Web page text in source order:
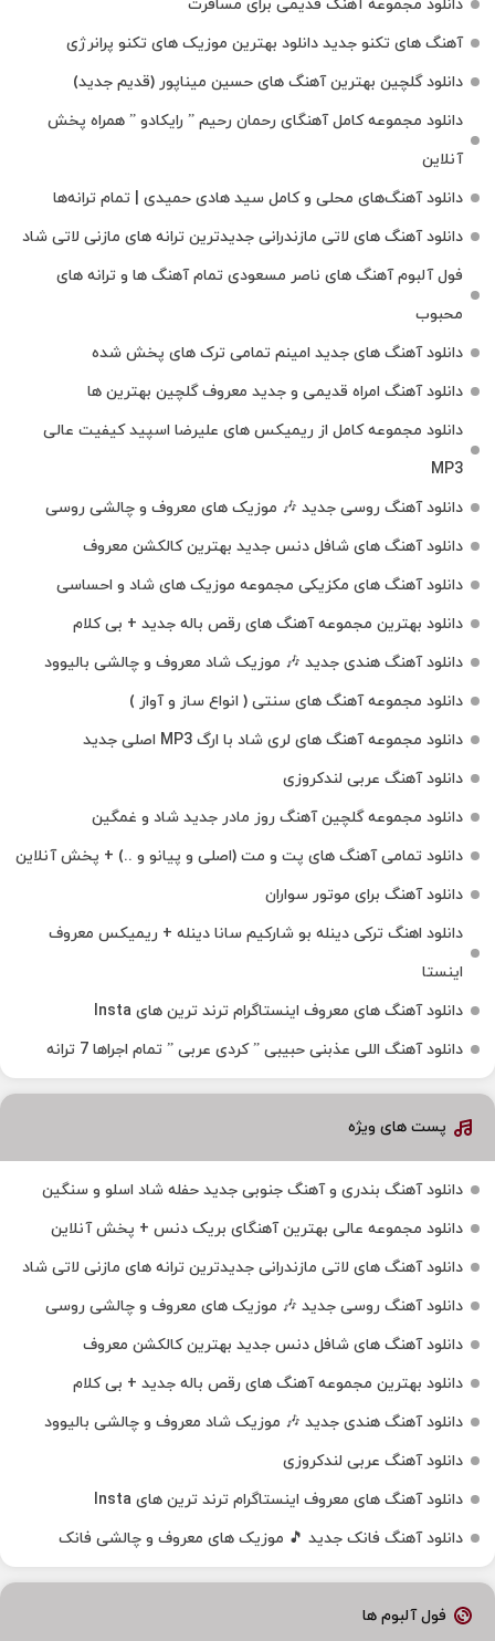
دانلود مجموعه آهنگ قدیمی برای مسافرت
آهنگ های تکنو جدید دانلود بهترین موزیک های تکنو پرانرژی
دانلود گلچین بهترین آهنگ های حسین میناپور (قدیم جدید)
دانلود مجموعه کامل آهنگای رحمان رحیم ” رایکادو ” همراه پخش
آنلاین
دانلود آهنگ‌های محلی و کامل سید هادی حمیدی | تمام ترانه‌ها
دانلود آهنگ‌ های لاتی مازندرانی جدیدترین ترانه های مازنی لاتی شاد
فول آلبوم آهنگ‌ های ناصر مسعودی تمام آهنگ‌ ها و ترانه‌ های
محبوب
دانلود آهنگ های جدید امینم تمامی ترک های پخش شده
دانلود آهنگ امراه قدیمی و جدید معروف گلچین بهترین ها
دانلود مجموعه کامل از ریمیکس های علیرضا اسپید کیفیت عالی
MP3
دانلود آهنگ روسی جدید 🎶 موزیک‌ های معروف و چالشی روسی
دانلود آهنگ های شافل دنس جدید بهترین کالکشن معروف
دانلود آهنگ‌ های مکزیکی مجموعه موزیک‌ های شاد و احساسی
دانلود بهترین مجموعه آهنگ های رقص باله جدید + بی کلام
دانلود آهنگ هندی جدید 🎶 موزیک شاد معروف و چالشی بالیوود
دانلود مجموعه آهنگ های سنتی ( انواع ساز و آواز )
دانلود مجموعه آهنگ های لری شاد با ارگ MP3 اصلی جدید
دانلود آهنگ عربی لندکروزی
دانلود مجموعه گلچین آهنگ روز مادر جدید شاد و غمگین
دانلود تمامی آهنگ های پت و مت (اصلی و پیانو و ..) + پخش آنلاین
دانلود آهنگ برای موتور سواران
دانلود اهنگ ترکی دینله بو شارکیم سانا دینله + ریمیکس معروف
اینستا
دانلود آهنگ‌ های معروف اینستاگرام ترند ترین های Insta
دانلود آهنگ اللی عذبنی حبیبی ” کردی عربی ” تمام اجراها 7 ترانه
پست های ویژه
دانلود آهنگ بندری و آهنگ جنوبی جدید حفله شاد اسلو و سنگین
دانلود مجموعه عالی بهترین آهنگای بریک دنس + پخش آنلاین
دانلود آهنگ‌ های لاتی مازندرانی جدیدترین ترانه های مازنی لاتی شاد
دانلود آهنگ روسی جدید 🎶 موزیک‌ های معروف و چالشی روسی
دانلود آهنگ های شافل دنس جدید بهترین کالکشن معروف
دانلود بهترین مجموعه آهنگ های رقص باله جدید + بی کلام
دانلود آهنگ هندی جدید 🎶 موزیک شاد معروف و چالشی بالیوود
دانلود آهنگ عربی لندکروزی
دانلود آهنگ‌ های معروف اینستاگرام ترند ترین های Insta
دانلود آهنگ فانک جدید 🎵 موزیک‌ های معروف و چالشی فانک
فول آلبوم ها